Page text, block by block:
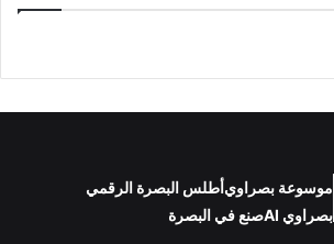
موسوعة بصراويأطلس البصرة الرقمي
بصراوي AI
صنع في البصرة